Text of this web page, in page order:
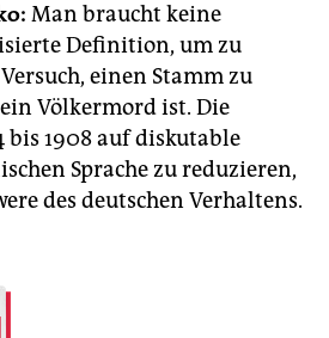
Man braucht keine
Definition, um zu
einen Stamm zu
Völkermord ist. Die
bis 1908 auf diskutable
Sprache zu reduzieren,
des deutschen Verhaltens.